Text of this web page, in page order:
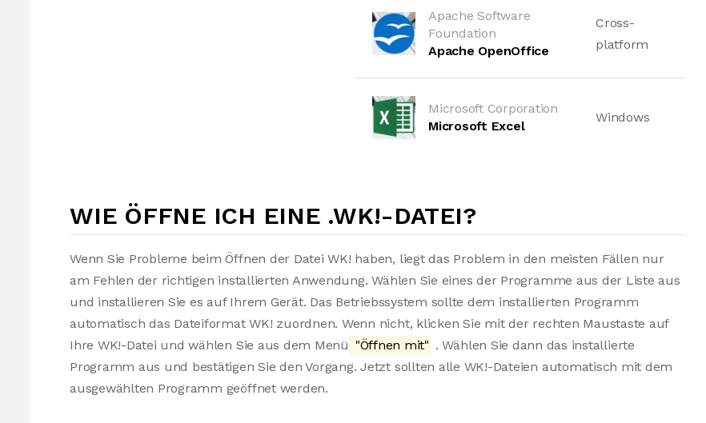
Apache Software
Foundation
Apache OpenOffice
Cross-
platform
Microsoft Corporation
Microsoft Excel
Windows
WIE ÖFFNE ICH EINE .WK!-DATEI?
Wenn Sie Probleme beim Öffnen der Datei WK! haben, liegt das Problem in den meisten Fällen nur
am Fehlen der richtigen installierten Anwendung. Wählen Sie eines der Programme aus der Liste aus
und installieren Sie es auf Ihrem Gerät. Das Betriebssystem sollte dem installierten Programm
automatisch das Dateiformat WK! zuordnen. Wenn nicht, klicken Sie mit der rechten Maustaste auf
Ihre WK!-Datei und wählen Sie aus dem Menü "Öffnen mit" . Wählen Sie dann das installierte
Programm aus und bestätigen Sie den Vorgang. Jetzt sollten alle WK!-Dateien automatisch mit dem
ausgewählten Programm geöffnet werden.